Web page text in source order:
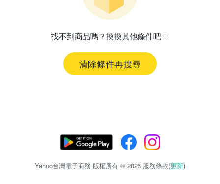
找不到商品嗎？換換其他條件吧！
清除條件再搜尋
Yahoo台灣電子商務 版權所有 © 2026 服務條款(更新)